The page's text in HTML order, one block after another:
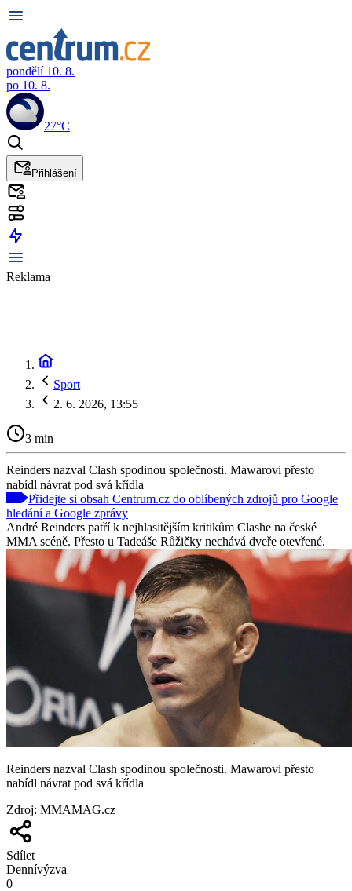
pondělí 10. 8.
po 10. 8.
27°C
Přihlášení
Reklama
Sport
2. 6. 2026, 13:55
3 min
Reinders nazval Clash spodinou společnosti. Mawarovi přesto
nabídl návrat pod svá křídla
Přidejte si obsah Centrum.cz do oblíbených zdrojů pro Google
hledání a Google zprávy
André Reinders patří k nejhlasitějším kritikům Clashe na české
MMA scéně. Přesto u Tadeáše Růžičky nechává dveře otevřené.
Reinders nazval Clash spodinou společnosti. Mawarovi přesto
nabídl návrat pod svá křídla
Zdroj: MMAMAG.cz
Sdílet
Dennívýzva
0